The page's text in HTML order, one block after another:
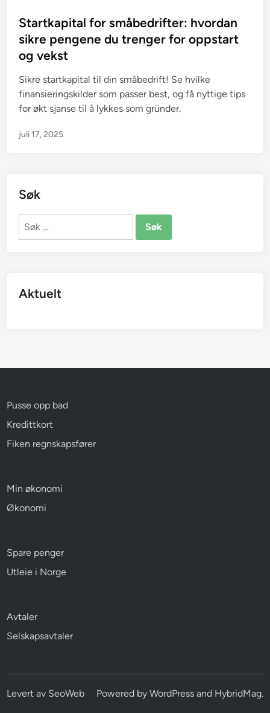
s
t
d
i
n
Startkapital for småbedrifter: hvordan
sikre pengene du trenger for oppstart
og vekst
Sikre startkapital til din småbedrift! Se hvilke
finansieringskilder som passer best, og få nyttige tips
for økt sjanse til å lykkes som gründer.
juli 17, 2025
Søk
Søk
Aktuelt
Pusse opp bad
Kredittkort
Fiken regnskapsfører
Min økonomi
Økonomi
Spare penger
Utleie i Norge
Avtaler
Selskapsavtaler
Levert av SeoWeb Powered by WordPressand HybridMag.